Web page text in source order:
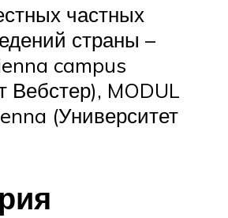
частных
страны –
campus
Вебстер), MODUL
(Университет